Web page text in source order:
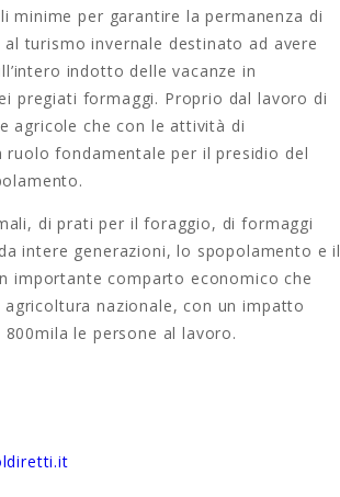
minime per garantire la permanenza di
turismo invernale destinato ad avere
indotto delle vacanze in
pregiati formaggi. Proprio dal lavoro di
agricole che con le attività di
fondamentale per il presidio del
di prati per il foraggio, di formaggi
intere generazioni, lo spopolamento e il
importante comparto economico che
nazionale, con un impatto
le persone al lavoro.